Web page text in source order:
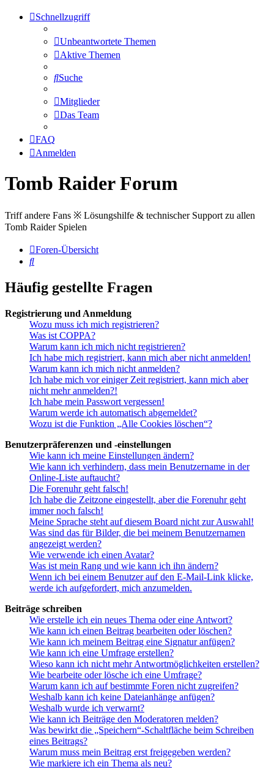
Schnellzugriff
Unbeantwortete Themen
Aktive Themen
Suche
Mitglieder
Das Team
FAQ
Anmelden
Tomb Raider Forum
Triff andere Fans ※ Lösungshilfe & technischer Support zu allen
Tomb Raider Spielen
Foren-Übersicht
Suche
Häufig gestellte Fragen
Registrierung und Anmeldung
Wozu muss ich mich registrieren?
Was ist COPPA?
Warum kann ich mich nicht registrieren?
Ich habe mich registriert, kann mich aber nicht anmelden!
Warum kann ich mich nicht anmelden?
Ich habe mich vor einiger Zeit registriert, kann mich aber
nicht mehr anmelden?!
Ich habe mein Passwort vergessen!
Warum werde ich automatisch abgemeldet?
Wozu ist die Funktion „Alle Cookies löschen“?
Benutzerpräferenzen und -einstellungen
Wie kann ich meine Einstellungen ändern?
Wie kann ich verhindern, dass mein Benutzername in der
Online-Liste auftaucht?
Die Forenuhr geht falsch!
Ich habe die Zeitzone eingestellt, aber die Forenuhr geht
immer noch falsch!
Meine Sprache steht auf diesem Board nicht zur Auswahl!
Was sind das für Bilder, die bei meinem Benutzernamen
angezeigt werden?
Wie verwende ich einen Avatar?
Was ist mein Rang und wie kann ich ihn ändern?
Wenn ich bei einem Benutzer auf den E-Mail-Link klicke,
werde ich aufgefordert, mich anzumelden.
Beiträge schreiben
Wie erstelle ich ein neues Thema oder eine Antwort?
Wie kann ich einen Beitrag bearbeiten oder löschen?
Wie kann ich meinem Beitrag eine Signatur anfügen?
Wie kann ich eine Umfrage erstellen?
Wieso kann ich nicht mehr Antwortmöglichkeiten erstellen?
Wie bearbeite oder lösche ich eine Umfrage?
Warum kann ich auf bestimmte Foren nicht zugreifen?
Weshalb kann ich keine Dateianhänge anfügen?
Weshalb wurde ich verwarnt?
Wie kann ich Beiträge den Moderatoren melden?
Was bewirkt die „Speichern“-Schaltfläche beim Schreiben
eines Beitrags?
Warum muss mein Beitrag erst freigegeben werden?
Wie markiere ich ein Thema als neu?